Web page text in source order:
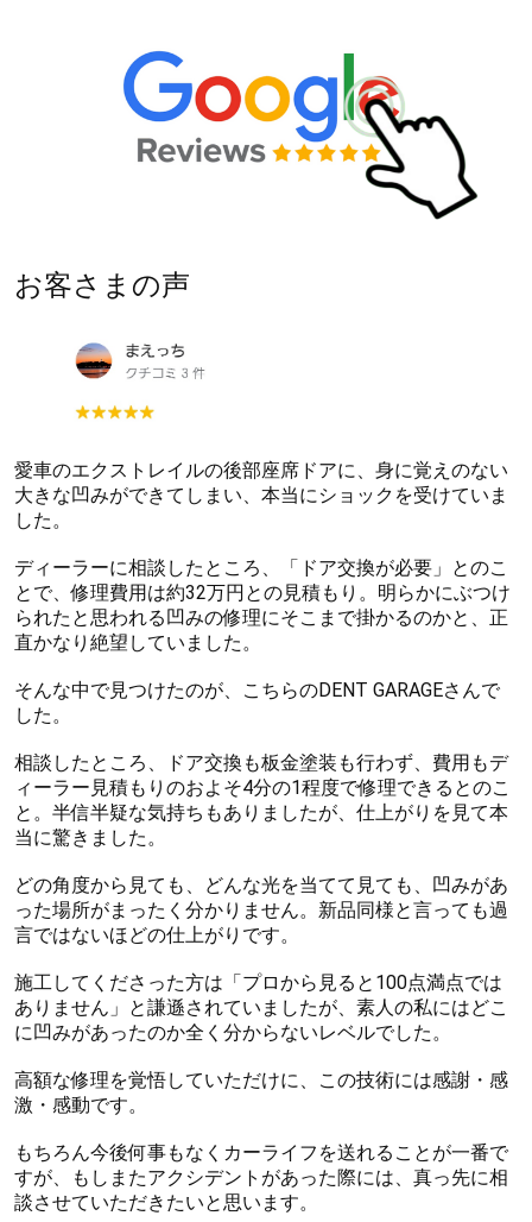
お客さまの声
愛車のエクストレイルの後部座席ドアに、身に覚えのない
大きな凹みができてしまい、本当にショックを受けていま
した。
ディーラーに相談したところ、「ドア交換が必要」とのこ
とで、修理費用は約32万円との見積もり。明らかにぶつけ
られたと思われる凹みの修理にそこまで掛かるのかと、正
直かなり絶望していました。
そんな中で見つけたのが、こちらのDENT GARAGEさんで
した。
相談したところ、ドア交換も板金塗装も行わず、費用もデ
ィーラー見積もりのおよそ4分の1程度で修理できるとのこ
と。半信半疑な気持ちもありましたが、仕上がりを見て本
当に驚きました。
どの角度から見ても、どんな光を当てて見ても、凹みがあ
った場所がまったく分かりません。新品同様と言っても過
言ではないほどの仕上がりです。
施工してくださった方は「プロから見ると100点満点では
ありません」と謙遜されていましたが、素人の私にはどこ
に凹みがあったのか全く分からないレベルでした。
高額な修理を覚悟していただけに、この技術には感謝・感
激・感動です。
もちろん今後何事もなくカーライフを送れることが一番で
すが、もしまたアクシデントがあった際には、真っ先に相
談させていただきたいと思います。